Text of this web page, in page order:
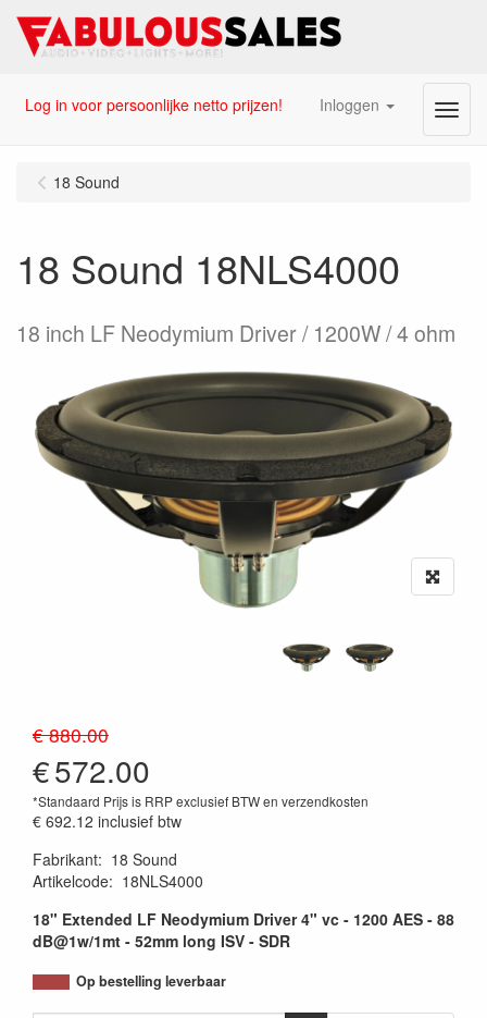
Log in voor persoonlijke netto prijzen! Inloggen Menu
18 Sound
18 Sound 18NLS4000
18 inch LF Neodymium Driver / 1200W / 4 ohm
€ 880.00
€572.00
*Standaard Prijs is RRP exclusief BTW en verzendkosten
€ 692.12 inclusief btw
Fabrikant: 18 Sound
Artikelcode: 18NLS4000
18" Extended LF Neodymium Driver 4" vc - 1200 AES - 88
dB@1w/1mt - 52mm long ISV - SDR
Op bestelling leverbaar